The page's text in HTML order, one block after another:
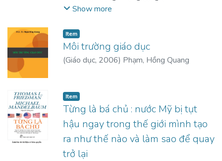
tiêu biểu, những bài học kinh nghiệm cá nhân,
đem lại cho người đọc một cảm giác chân
thực, nhận thức được mở mang phong phú và
đa dạng hơn". Lời Ban biên soạn.
Show more
Item
Môi trường giáo dục
(Giáo dục, 2006) Phạm, Hồng Quang
Item
Từng là bá chủ : nước Mỹ bị tụt
hậu ngay trong thế giới mình tạo
ra như thế nào và làm sao để quay
trở lại